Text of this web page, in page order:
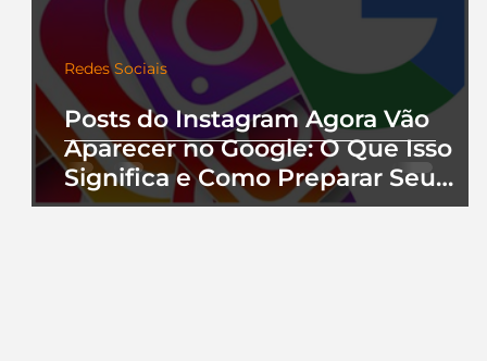
Posts do Instagram Agora Vão
Aparecer no Google: O Que Isso
Significa e Como Preparar Seu
Perfil
Redes Sociais